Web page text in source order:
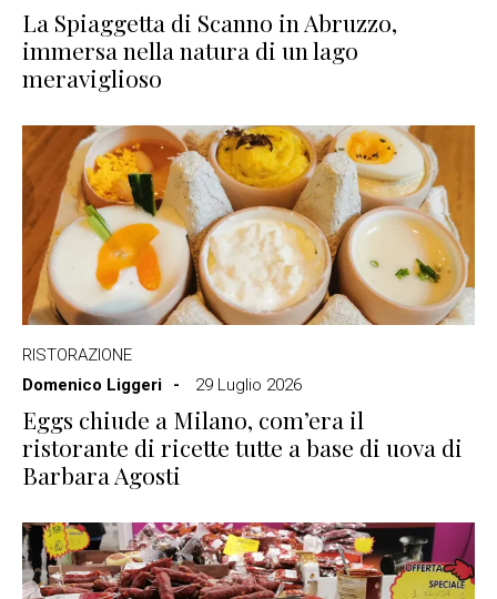
La Spiaggetta di Scanno in Abruzzo,
immersa nella natura di un lago
meraviglioso
RISTORAZIONE
Domenico Liggeri
29 Luglio 2026
Eggs chiude a Milano, com’era il
ristorante di ricette tutte a base di uova di
Barbara Agosti